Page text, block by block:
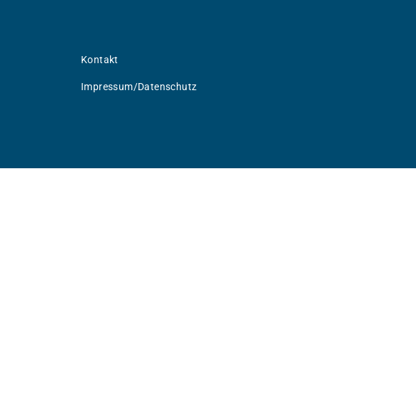
Kontakt
Impressum/Datenschutz